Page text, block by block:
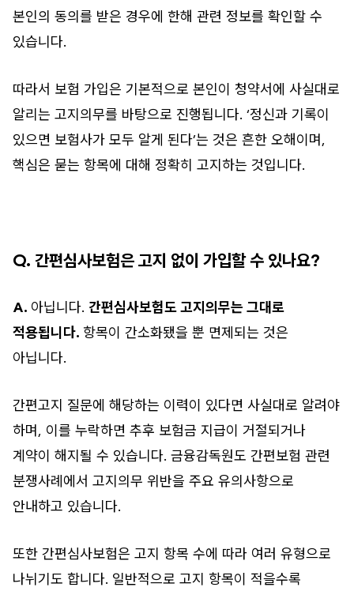
본인의 동의를 받은 경우에 한해 관련 정보를 확인할 수
있습니다.
따라서 보험 가입은 기본적으로 본인이 청약서에 사실대로
알리는 고지의무를 바탕으로 진행됩니다. ‘정신과 기록이
있으면 보험사가 모두 알게 된다’는 것은 흔한 오해이며,
핵심은 묻는 항목에 대해 정확히 고지하는 것입니다.
Q. 간편심사보험은 고지 없이 가입할 수 있나요?
A. 아닙니다. 간편심사보험도 고지의무는 그대로
적용됩니다. 항목이 간소화됐을 뿐 면제되는 것은
아닙니다.
간편고지 질문에 해당하는 이력이 있다면 사실대로 알려야
하며, 이를 누락하면 추후 보험금 지급이 거절되거나
계약이 해지될 수 있습니다. 금융감독원도 간편보험 관련
분쟁사례에서 고지의무 위반을 주요 유의사항으로
안내하고 있습니다.
또한 간편심사보험은 고지 항목 수에 따라 여러 유형으로
나뉘기도 합니다. 일반적으로 고지 항목이 적을수록